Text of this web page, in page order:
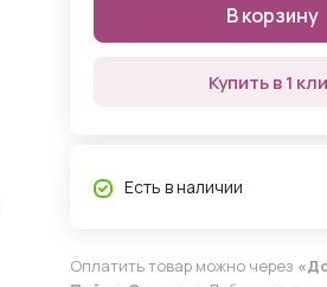
В корзину
Купить в 1
Есть в наличии
Оплатить товар можно через